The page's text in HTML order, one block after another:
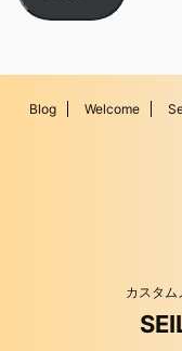
Blog Welcome
カスタム